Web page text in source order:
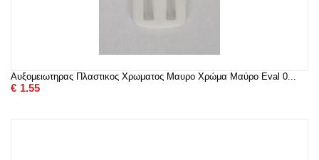
Αυξομειωτηρας Πλαστικος Χρωματος Μαυρο Χρώμα Μαύρο Eval 0...
€ 1.55